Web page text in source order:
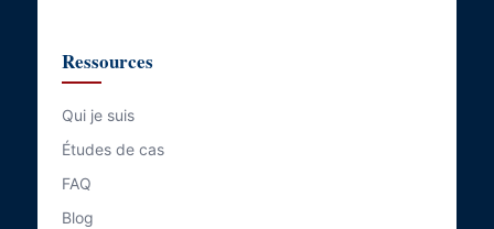
Ressources
Qui je suis
Études de cas
FAQ
Blog